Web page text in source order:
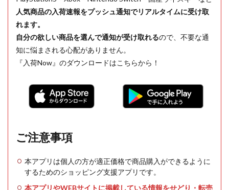
人気商品の入荷速報をプッシュ通知でリアルタイムに受け取
れます。
自分の欲しい商品を選んで通知が受け取れるので、不要な通
知に悩まされる心配がありません。
『入荷Now』のダウンロードはこちらから！
ご注意事項
本アプリは個人の方が適正価格で商品購入ができるように
するためのショッピング支援アプリです。
本アプリやWEBサイトに掲載している情報をせどり・転売